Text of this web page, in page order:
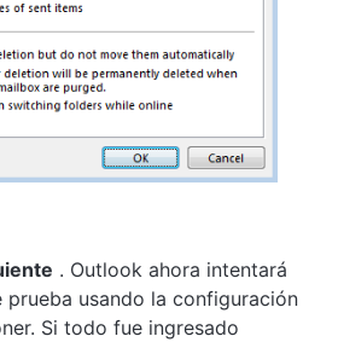
. Outlook ahora intentará
prueba usando la configuración
Si todo fue ingresado